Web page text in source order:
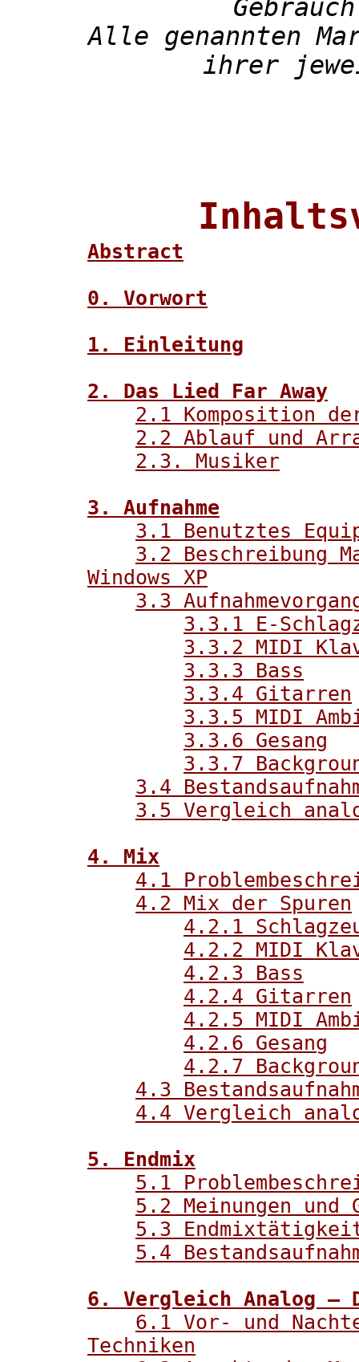
Alle genannten
ihrer
Abstract
0. Vorwort
1. Einleitung
2. Das Lied Far Away
2.1 Komposition
2.2 Ablauf und
2.3. Musiker
3. Aufnahme
3.1 Benutztes
3.2 Beschreibung
Windows XP
3.3
3.3.1 E-
3.3.2 MIDI
3.3.3 Bass
3.3.4 Gitarren
3.3.5 MIDI
3.3.6 Gesang
3.3.7
3.4
3.5 Vergleich
4. Mix
4.1
4.2 Mix der Spuren
4.2.1
4.2.2 MIDI
4.2.3 Bass
4.2.4 Gitarren
4.2.5 MIDI
4.2.6 Gesang
4.2.7
4.3
4.4 Vergleich
5. Endmix
5.1
5.2 Meinungen und
5.3
5.4
6. Vergleich Analog –
6.1 Vor- und
Techniken